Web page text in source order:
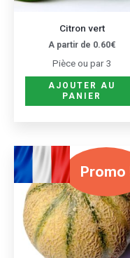
Citron vert
A partir de 0.60€
Pièce ou par 3
AJOUTER AU
PANIER
Promo